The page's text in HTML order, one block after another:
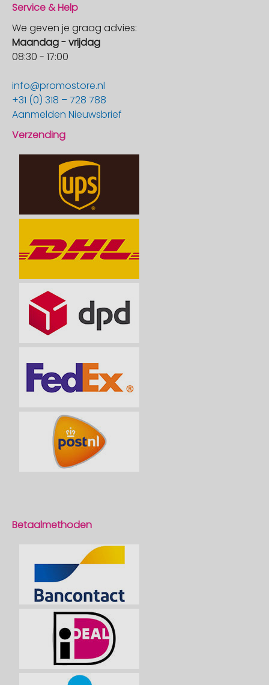
Service & Help
We geven je graag advies:
Maandag - vrijdag
08:30 - 17:00
info@promostore.nl
+31 (0) 318 – 728 788
Aanmelden Nieuwsbrief
Verzending
Betaalmethoden